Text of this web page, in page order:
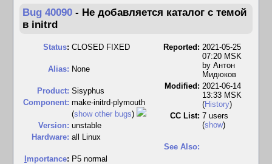
Bug 40090 - Не добавляется каталог с темой
в initrd
Status: CLOSED FIXED
Alias: None
Product: Sisyphus
Component: make-initrd-plymouth
(show other bugs)
Version: unstable
Hardware: all Linux
mportance: P5 normal
Reported: 2021-05-25
07:20 MSK
by Антон
Мидюков
Modified: 2021-06-14
13:33 MSK
(History)
CC List: 7 users
(show)
See Also: